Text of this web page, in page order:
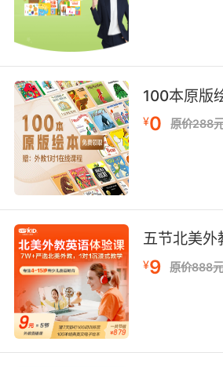
他不会停下的 他要让大地上血
10. Looking after our
drenching.
照顾一下客人 而非在这里湿身
100本原版
¥0 原价288
五节北美外
¥9 原价888